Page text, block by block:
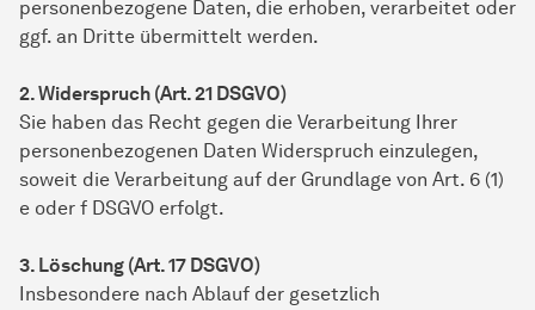
personenbezogene Daten, die erhoben, verarbeitet oder
ggf. an Dritte übermittelt werden.
2. Widerspruch (Art. 21 DSGVO)
Sie haben das Recht gegen die Verarbeitung Ihrer
personenbezogenen Daten Widerspruch einzulegen,
soweit die Verarbeitung auf der Grundlage von Art. 6 (1)
e oder f DSGVO erfolgt.
3. Löschung (Art. 17 DSGVO)
Insbesondere nach Ablauf der gesetzlich